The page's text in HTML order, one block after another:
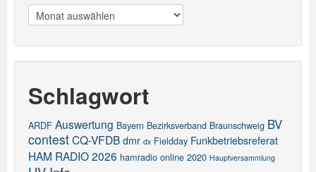
Meldungen
Schlagwort
ARDF Auswertung Bayern Bezirksverband Braunschweig BV
contestCQ-VFDB dmr dx Fieldday Funkbetriebsreferat
HAM RADIO 2026 hamradio online 2020 Hauptversammlung